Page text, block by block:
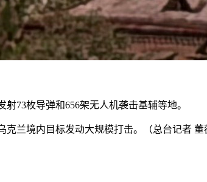
73枚导弹和656架无人机袭击基辅等地。
兰境内目标发动大规模打击。（总台记者 董